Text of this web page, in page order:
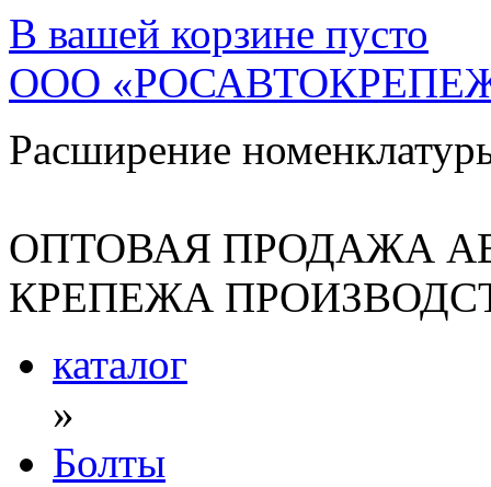
В вашей корзине пусто
ООО
Расширение
ОПТОВАЯ ПРОДАЖА
КРЕПЕЖА
каталог
»
Болты